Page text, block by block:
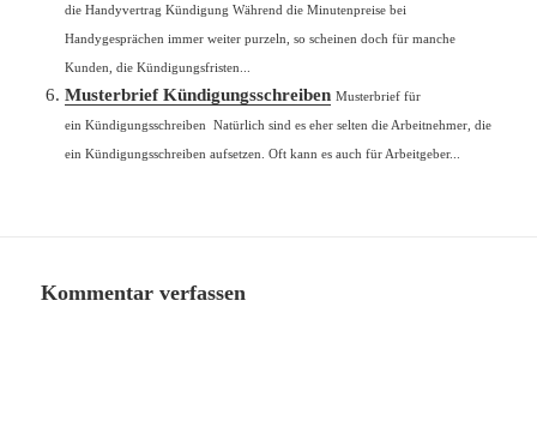
die Handyvertrag Kündigung Während die Minutenpreise bei
Handygesprächen immer weiter purzeln, so scheinen doch für manche
Kunden, die Kündigungsfristen...
Musterbrief Kündigungsschreiben Musterbrief für
ein Kündigungsschreiben Natürlich sind es eher selten die Arbeitnehmer, die
ein Kündigungsschreiben aufsetzen. Oft kann es auch für Arbeitgeber...
Kommentar verfassen